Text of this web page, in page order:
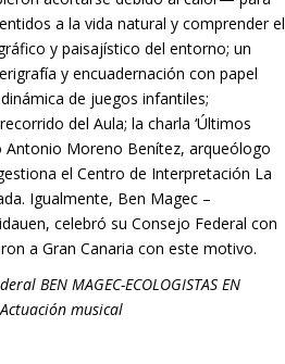
a la vida natural y comprender el
y paisajístico del entorno; un
y encuadernación con papel
de juegos infantiles;
del Aula; la charla ‘Últimos
Antonio Moreno Benítez, arqueólogo
el Centro de Interpretación La
Igualmente, Ben Magec –
celebró su Consejo Federal con
a Gran Canaria con este motivo.
BEN MAGEC-ECOLOGISTAS EN
musical